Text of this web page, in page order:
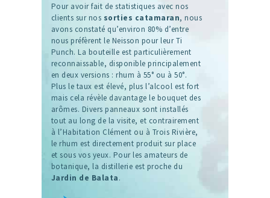
Pour avoir fait de statistiques avec nos
clients sur nos sorties catamaran, nous
avons constaté qu’environ 80% d’entre
nous préfèrent le Neisson pour leur Ti
Punch. La bouteille est particulièrement
reconnaissable, disponible principalement
en deux versions : rhum à 55° ou à 50°.
Plus le taux est élevé, plus l’alcool est fort
mais cela révèle davantage le bouquet des
arômes. Divers panneaux sont installés
tout au long de la visite, et contrairement
à l’Habitation Clément ou à Trois Rivière,
le rhum est directement produit sur place
et sous vos yeux. Pour les amateurs de
botanique, la distillerie est proche du
Jardin de Balata.